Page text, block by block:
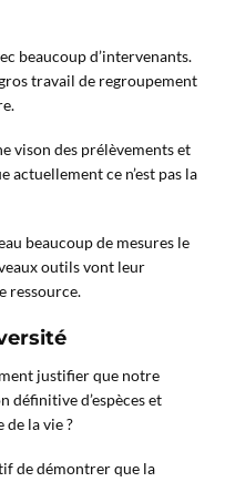
beaucoup d’intervenants.
travail de regroupement
vison des prélèvements et
ce n’est pas la
beaucoup de mesures le
outils vont leur
ressource.
justifier que notre
d’espèces et
de la vie ?
de démontrer que la